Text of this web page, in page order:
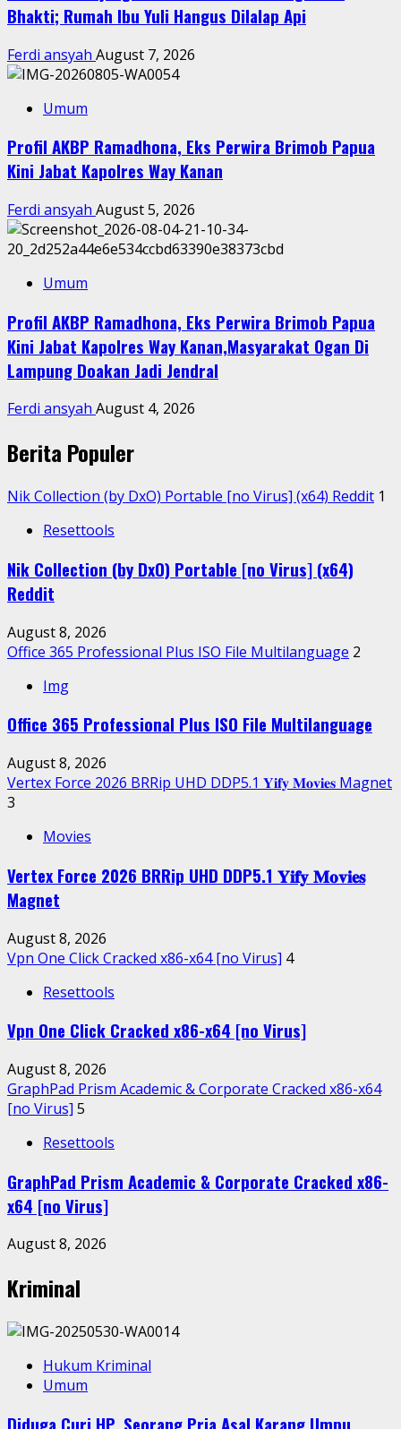
Bhakti; Rumah Ibu Yuli Hangus Dilalap Api
Ferdi ansyah August 7, 2026
Umum
Profil AKBP Ramadhona, Eks Perwira Brimob Papua
Kini Jabat Kapolres Way Kanan
Ferdi ansyah August 5, 2026
Umum
Profil AKBP Ramadhona, Eks Perwira Brimob Papua
Kini Jabat Kapolres Way Kanan,Masyarakat Ogan Di
Lampung Doakan Jadi Jendral
Ferdi ansyah August 4, 2026
Berita Populer
Nik Collection (by DxO) Portable [no Virus] (x64) Reddit 1
Resettools
Nik Collection (by DxO) Portable [no Virus] (x64)
Reddit
August 8, 2026
Office 365 Professional Plus ISO File Multilanguage 2
Img
Office 365 Professional Plus ISO File Multilanguage
August 8, 2026
Vertex Force 2026 BRRip UHD DDP5.1 𝐘𝐢𝐟𝐲 𝐌𝐨𝐯𝐢𝐞𝐬 Magnet
3
Movies
Vertex Force 2026 BRRip UHD DDP5.1 𝐘𝐢𝐟𝐲 𝐌𝐨𝐯𝐢𝐞𝐬
Magnet
August 8, 2026
Vpn One Click Cracked x86-x64 [no Virus] 4
Resettools
Vpn One Click Cracked x86-x64 [no Virus]
August 8, 2026
GraphPad Prism Academic & Corporate Cracked x86-x64
[no Virus] 5
Resettools
GraphPad Prism Academic & Corporate Cracked x86-
x64 [no Virus]
August 8, 2026
Kriminal
Hukum Kriminal
Umum
Diduga Curi HP, Seorang Pria Asal Karang Umpu